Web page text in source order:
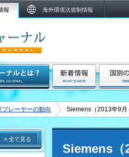
報 海外環境法規制情報
プレーヤーの動向 Siemens（2013年9
Siemens（
» 全て見る